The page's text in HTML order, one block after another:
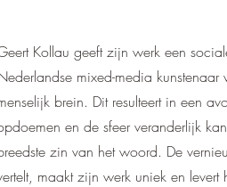
Kollau geeft zijn werk een
mixed-media
brein. Dit resulteert in een
en de sfeer veranderlijk
zin van het woord. De
maakt zijn werk uniek en